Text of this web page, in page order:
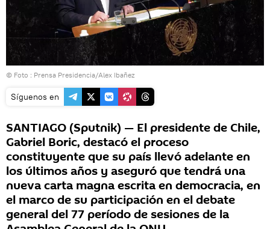
© Foto : Prensa Presidencia/Alex Ibañez
Síguenos en
SANTIAGO (Sputnik) — El presidente de Chile,
Gabriel Boric, destacó el proceso
constituyente que su país llevó adelante en
los últimos años y aseguró que tendrá una
nueva carta magna escrita en democracia, en
el marco de su participación en el debate
general del 77 período de sesiones de la